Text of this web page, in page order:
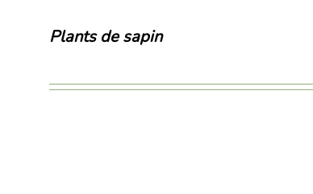
Plants de sapin